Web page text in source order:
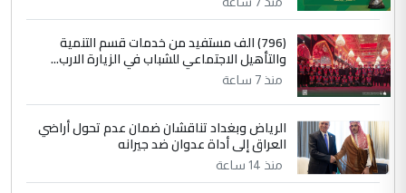
(796) الف مستفيد من خدمات قسم التنمية
والتأهيل الاجتماعي للشباب في الزيارة الارب...
منذ 7 ساعة
الرياض وبغداد تناقشان ضمان عدم تحول أراضي
العراق إلى أداة عدوان ضد جيرانه
منذ 14 ساعة